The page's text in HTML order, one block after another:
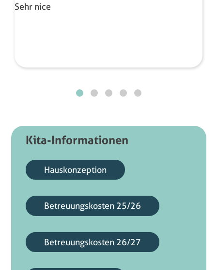
Sehr nice
Kita-Informationen
Hauskonzeption
Betreuungskosten 25/26
Betreuungskosten 26/27